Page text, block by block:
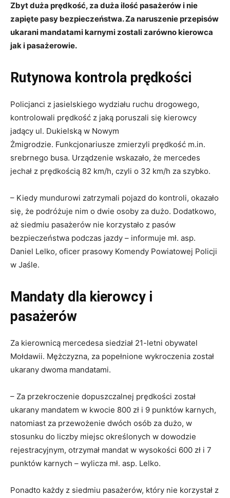
Zbyt duża prędkość, za duża ilość pasażerów i nie
zapięte pasy bezpieczeństwa. Za naruszenie przepisów
ukarani mandatami karnymi zostali zarówno kierowca
jak i pasażerowie.
Rutynowa kontrola prędkości
Policjanci z jasielskiego wydziału ruchu drogowego,
kontrolowali prędkość z jaką poruszali się kierowcy
jadący ul. Dukielską w Nowym
Żmigrodzie. Funkcjonariusze zmierzyli prędkość m.in.
srebrnego busa. Urządzenie wskazało, że mercedes
jechał z prędkością 82 km/h, czyli o 32 km/h za szybko.
– Kiedy mundurowi zatrzymali pojazd do kontroli, okazało
się, że podróżuje nim o dwie osoby za dużo. Dodatkowo,
aż siedmiu pasażerów nie korzystało z pasów
bezpieczeństwa podczas jazdy – informuje mł. asp.
Daniel Lelko, oficer prasowy Komendy Powiatowej Policji
w Jaśle.
Mandaty dla kierowcy i
pasażerów
Za kierownicą mercedesa siedział 21-letni obywatel
Mołdawii. Mężczyzna, za popełnione wykroczenia został
ukarany dwoma mandatami.
– Za przekroczenie dopuszczalnej prędkości został
ukarany mandatem w kwocie 800 zł i 9 punktów karnych,
natomiast za przewożenie dwóch osób za dużo, w
stosunku do liczby miejsc określonych w dowodzie
rejestracyjnym, otrzymał mandat w wysokości 600 zł i 7
punktów karnych – wylicza mł. asp. Lelko.
Ponadto każdy z siedmiu pasażerów, który nie korzystał z